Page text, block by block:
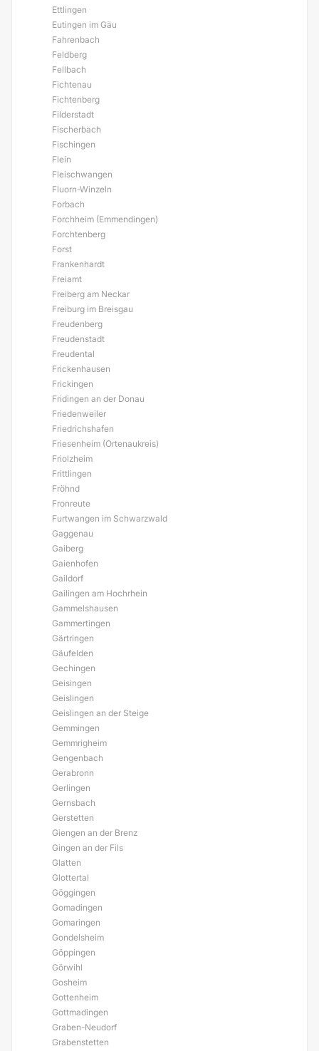
Ettlingen
Eutingen im Gäu
Fahrenbach
Feldberg
Fellbach
Fichtenau
Fichtenberg
Filderstadt
Fischerbach
Fischingen
Flein
Fleischwangen
Fluorn-Winzeln
Forbach
Forchheim (Emmendingen)
Forchtenberg
Forst
Frankenhardt
Freiamt
Freiberg am Neckar
Freiburg im Breisgau
Freudenberg
Freudenstadt
Freudental
Frickenhausen
Frickingen
Fridingen an der Donau
Friedenweiler
Friedrichshafen
Friesenheim (Ortenaukreis)
Friolzheim
Frittlingen
Fröhnd
Fronreute
Furtwangen im Schwarzwald
Gaggenau
Gaiberg
Gaienhofen
Gaildorf
Gailingen am Hochrhein
Gammelshausen
Gammertingen
Gärtringen
Gäufelden
Gechingen
Geisingen
Geislingen
Geislingen an der Steige
Gemmingen
Gemmrigheim
Gengenbach
Gerabronn
Gerlingen
Gernsbach
Gerstetten
Giengen an der Brenz
Gingen an der Fils
Glatten
Glottertal
Göggingen
Gomadingen
Gomaringen
Gondelsheim
Göppingen
Görwihl
Gosheim
Gottenheim
Gottmadingen
Graben-Neudorf
Grabenstetten